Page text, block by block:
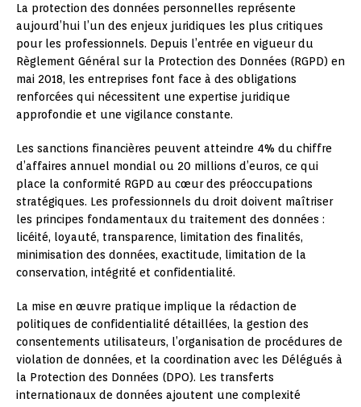
La protection des données personnelles représente
aujourd’hui l’un des enjeux juridiques les plus critiques
pour les professionnels. Depuis l’entrée en vigueur du
Règlement Général sur la Protection des Données (RGPD) en
mai 2018, les entreprises font face à des obligations
renforcées qui nécessitent une expertise juridique
approfondie et une vigilance constante.
Les sanctions financières peuvent atteindre 4% du chiffre
d’affaires annuel mondial ou 20 millions d’euros, ce qui
place la conformité RGPD au cœur des préoccupations
stratégiques. Les professionnels du droit doivent maîtriser
les principes fondamentaux du traitement des données :
licéité, loyauté, transparence, limitation des finalités,
minimisation des données, exactitude, limitation de la
conservation, intégrité et confidentialité.
La mise en œuvre pratique implique la rédaction de
politiques de confidentialité détaillées, la gestion des
consentements utilisateurs, l’organisation de procédures de
violation de données, et la coordination avec les Délégués à
la Protection des Données (DPO). Les transferts
internationaux de données ajoutent une complexité